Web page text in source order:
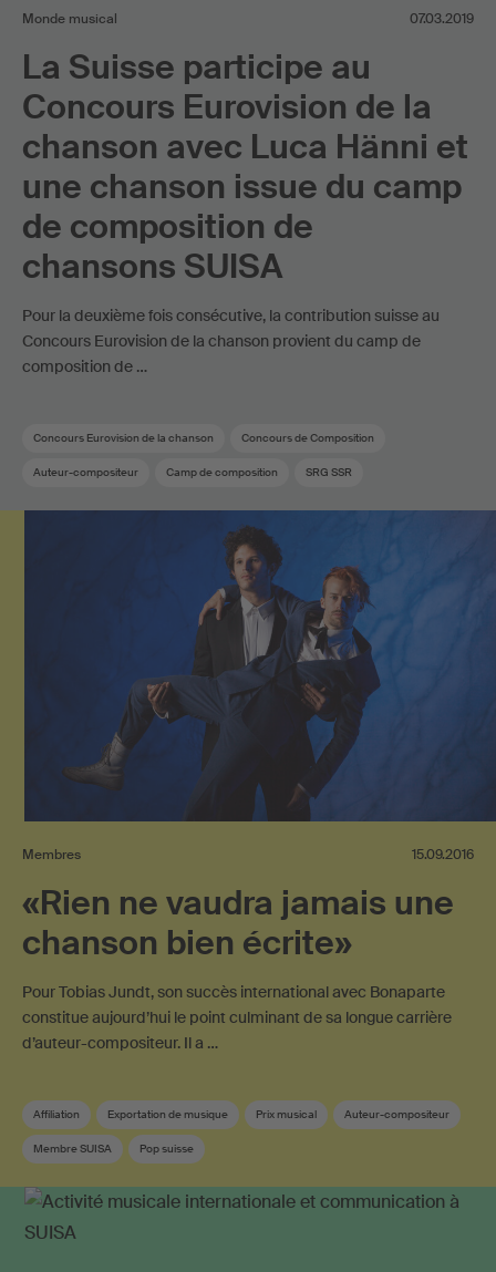
Monde musical 07.03.2019
La Suisse participe au
Concours Eurovision de la
chanson avec Luca Hänni et
une chanson issue du camp
de composition de
chansons SUISA
Pour la deuxième fois consécutive, la contribution suisse au
Concours Eurovision de la chanson provient du camp de
composition de …
Concours Eurovision de la chanson Concours de Composition
Auteur-compositeur Camp de composition SRG SSR
Membres 15.09.2016
«Rien ne vaudra jamais une
chanson bien écrite»
Pour Tobias Jundt, son succès international avec Bonaparte
constitue aujourd’hui le point culminant de sa longue carrière
d’auteur-compositeur. Il a …
Affiliation Exportation de musique Prix musical Auteur-compositeur
Membre SUISA Pop suisse